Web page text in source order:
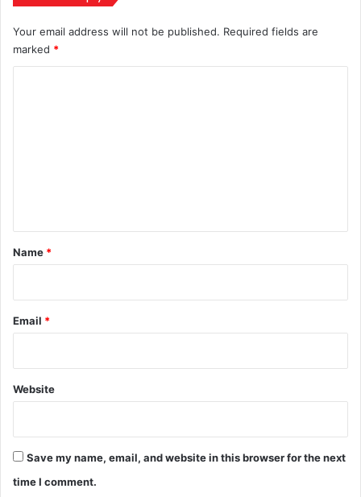
ज्यादा!
Your email address will not be published. Required fields are
marked *
*
Name *
Email *
Website
Save my name, email, and website in this browser for the next
time I comment.